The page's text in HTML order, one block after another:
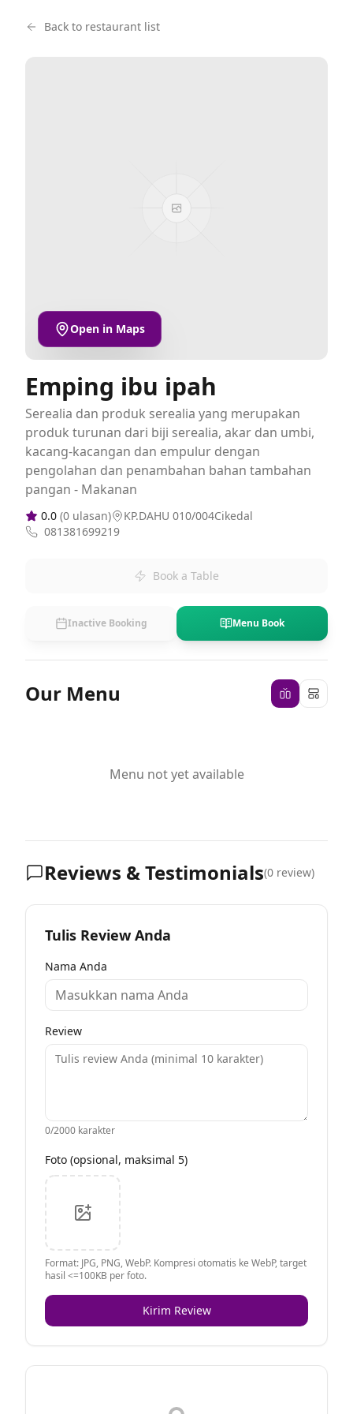
Back to restaurant list
Open in Maps
Emping ibu ipah
Serealia dan produk serealia yang merupakan
produk turunan dari biji serealia, akar dan umbi,
kacang-kacangan dan empulur dengan
pengolahan dan penambahan bahan tambahan
pangan - Makanan
0.0 (0 ulasan)
KP.DAHU 010/004Cikedal
081381699219
Book a Table
Inactive Booking Menu Book
Our Menu
Menu not yet available
Reviews & Testimonials(0 review)
Tulis Review Anda
Nama Anda
Review
0/2000 karakter
Foto (opsional, maksimal 5)
Format: JPG, PNG, WebP. Kompresi otomatis ke WebP, target
hasil <=100KB per foto.
Kirim Review